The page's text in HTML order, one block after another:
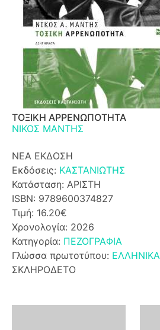
ΤΟΞΙΚΗ ΑΡΡΕΝΩΠΟΤΗΤΑ
ΝΙΚΟΣ ΜΑΝΤΗΣ
ΝΕΑ ΕΚΔΟΣΗ
Εκδόσεις: ΚΑΣΤΑΝΙΩΤΗΣ
Κατάσταση: ΑΡΙΣΤΗ
ISBN: 9789600374827
Τιμή: 16.20€
Χρονολογία: 2026
Κατηγορία: ΠΕΖΟΓΡΑΦΙΑ
Γλώσσα πρωτοτύπου: ΕΛΛΗΝΙΚΑ
ΣΚΛΗΡΟΔΕΤΟ